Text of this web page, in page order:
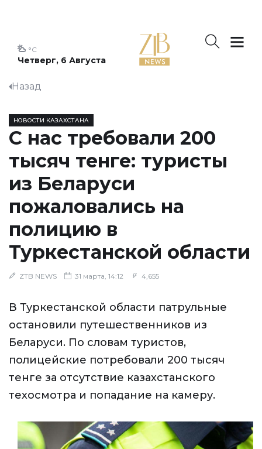
Четверг, 6 Августа
°C
Назад
НОВОСТИ КАЗАХСТАНА
С нас требовали 200
тысяч тенге: туристы
из Беларуси
пожаловались на
полицию в
Туркестанской области
ZTB NEWS 31 марта, 14:12 4,655
В Туркестанской области патрульные
остановили путешественников из
Беларуси. По словам туристов,
полицейские потребовали 200 тысяч
тенге за отсутствие казахстанского
техосмотра и попадание на камеру.